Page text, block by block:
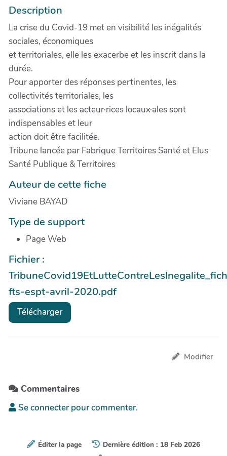
Description
La crise du Covid-19 met en visibilité les inégalités
sociales, économiques
et territoriales, elle les exacerbe et les inscrit dans la
durée.
Pour apporter des réponses pertinentes, les
collectivités territoriales, les
associations et les acteur·rices locaux·ales sont
indispensables et leur
action doit être facilitée.
Tribune lancée par Fabrique Territoires Santé et Elus
Santé Publique & Territoires
Auteur de cette fiche
Viviane BAYAD
Type de support
Page Web
Fichier :
fts-espt-avril-2020.pdf
Télécharger
Modifier
Commentaires
Se connecter pour commenter.
Éditer la page
Dernière édition : 18 Feb 2026